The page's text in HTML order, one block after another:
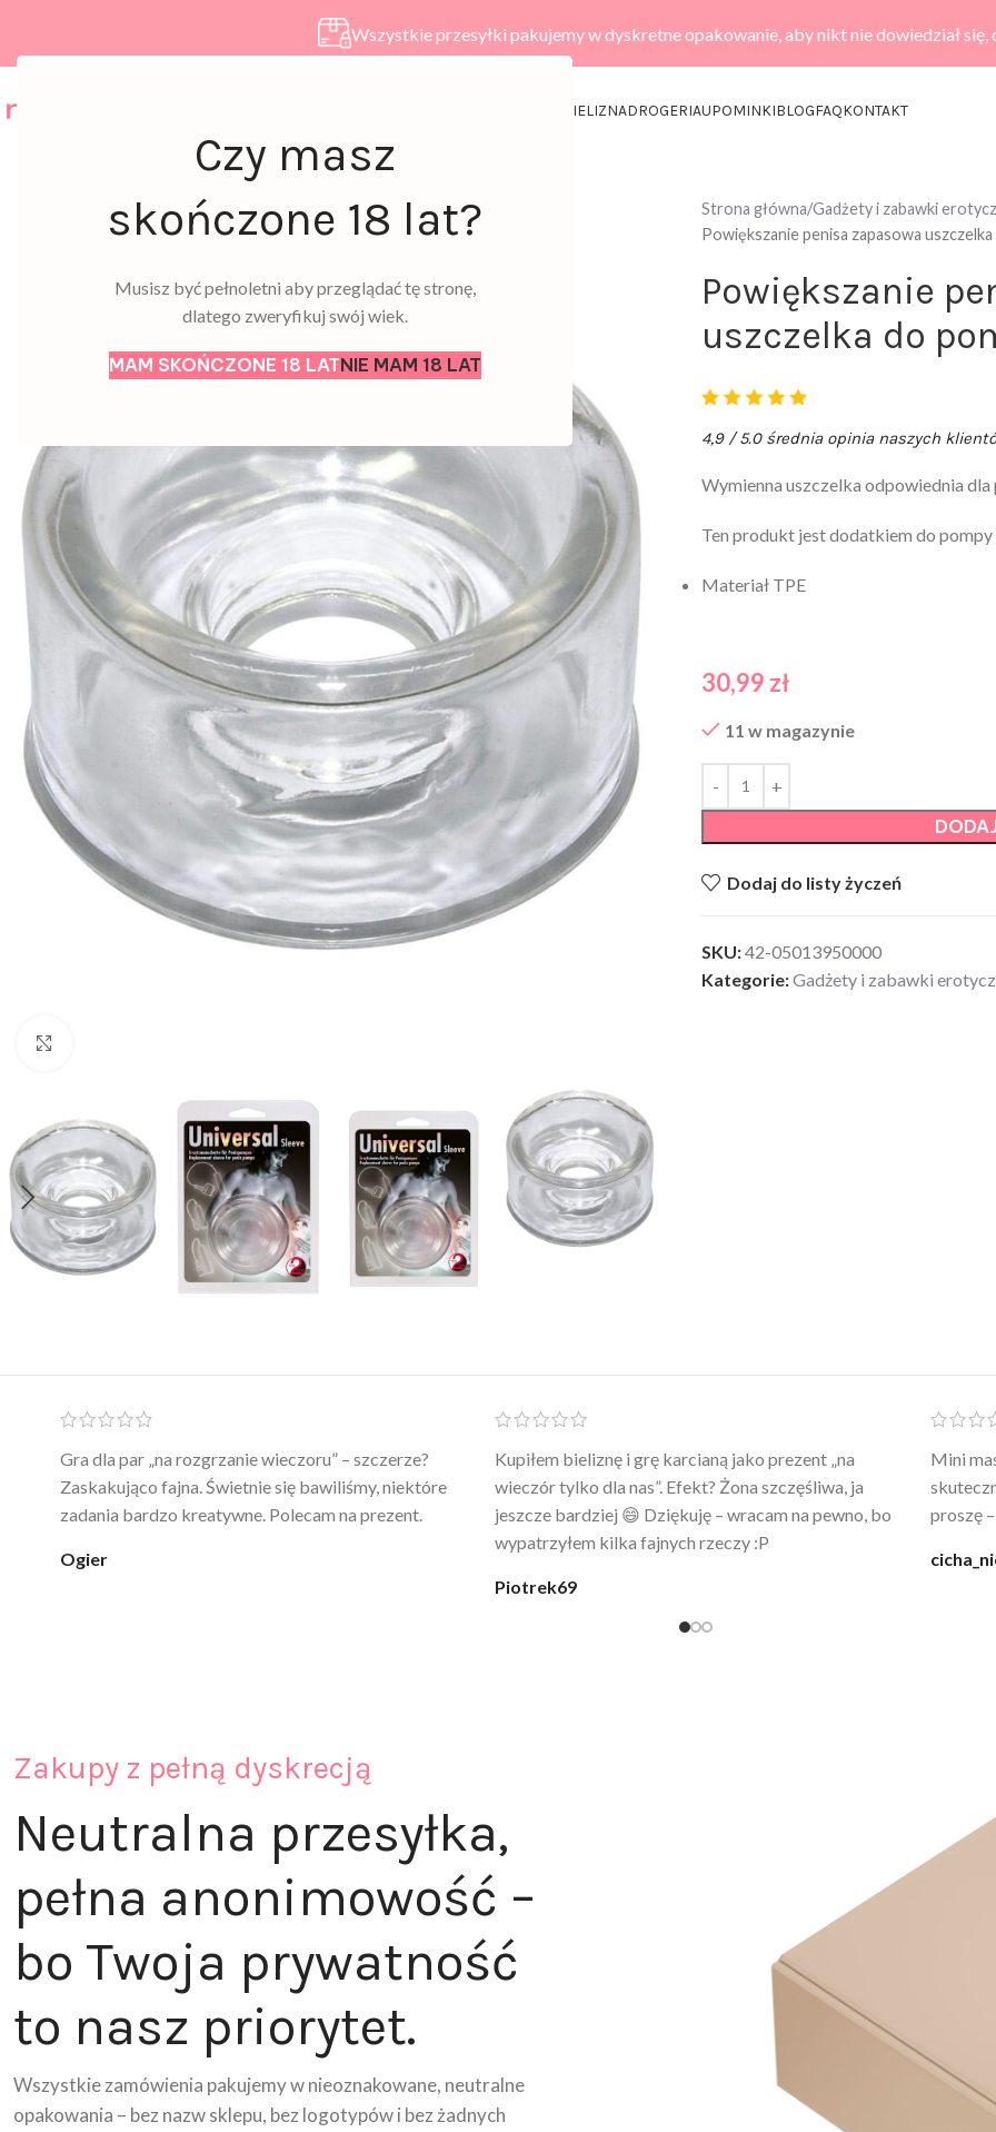
Czy masz
skończone 18 lat?
Musisz być pełnoletni aby przeglądać tę stronę,
dlatego zweryfikuj swój wiek.
MAM SKOŃCZONE 18 LATNIE MAM 18 LAT
Wszystkie przesyłki pakujemy w dyskretne opakowanie, aby nikt nie dowiedział się,
BIELIZNADROGERIAUPOMINKIBLOGFAQKONTAKT
Strona główna Gadżety i zabawki
Powiększanie penisa zapasowa
Powiększanie
uszczelka do
4,9 / 5.0 średnia opinia naszych
Wymienna uszczelka odpowiednia dla
Ten produkt jest dodatkiem do pompy
Materiał TPE
30,99 zł
11 w magazynie
Dodaj do listy życzeń
SKU:42-05013950000
Kategorie:Gadżety i zabawki
Ten żel intymny to był strzał w 10 – nie tylko
poprawia komfort, ale też daje przyjemne uczucie
ciepła. Nie uczula, bez zapachu. Kupuję już 3 raz i na
Po prostu WOW! Szlafrok to sztos – lekki, chłodny, a
wygląda jak z luksusowego butiku. Noszę
codziennie po kąpieli z mężem.
@karolina_dream
świetny
Zakupy z pełną dyskrecją
Neutralna przesyłka,
pełna anonimowość –
bo Twoja prywatność
to nasz priorytet.
Wszystkie zamówienia pakujemy w nieoznakowane, neutralne
opakowania – bez nazw sklepu, bez logotypów i bez żadnych